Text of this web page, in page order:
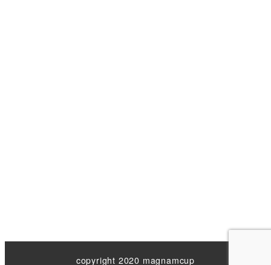
copyright 2020 magnamcup